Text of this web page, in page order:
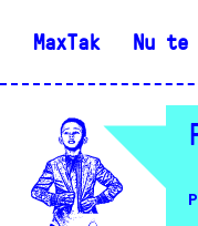
MaxTak Nu te